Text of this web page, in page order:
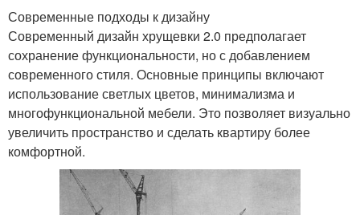
Современные подходы к дизайну
Современный дизайн хрущевки 2.0 предполагает
сохранение функциональности, но с добавлением
современного стиля. Основные принципы включают
использование светлых цветов, минимализма и
многофункциональной мебели. Это позволяет визуально
увеличить пространство и сделать квартиру более
комфортной.